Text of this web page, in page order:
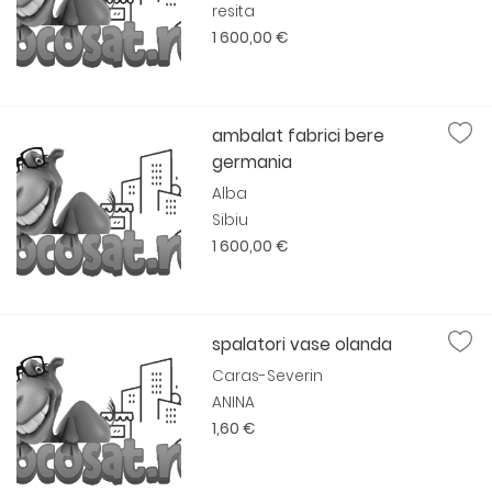
resita
1 600,00 €
ambalat fabrici bere
germania
Alba
Sibiu
1 600,00 €
spalatori vase olanda
Caras-Severin
ANINA
1,60 €